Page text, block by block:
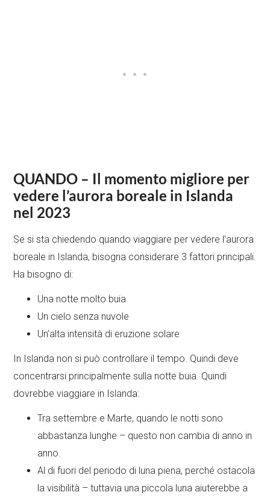
QUANDO – Il momento migliore per
vedere l’aurora boreale in Islanda
nel 2023
Se si sta chiedendo quando viaggiare per vedere l’aurora
boreale in Islanda, bisogna considerare 3 fattori principali.
Ha bisogno di:
Una notte molto buia
Un cielo senza nuvole
Un’alta intensità di eruzione solare
In Islanda non si può controllare il tempo. Quindi deve
concentrarsi principalmente sulla notte buia. Quindi
dovrebbe viaggiare in Islanda:
Tra settembre e Marte, quando le notti sono
abbastanza lunghe – questo non cambia di anno in
anno.
Al di fuori del periodo di luna piena, perché ostacola
la visibilità – tuttavia una piccola luna aiuterebbe a